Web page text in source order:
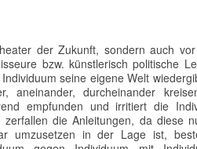
der Zukunft, sondern auch vor
bzw. künstlerisch politische
seine eigene Welt
aneinander, durcheinander
empfunden und irritiert die
die Anleitungen, da diese
umzusetzen in der Lage ist,